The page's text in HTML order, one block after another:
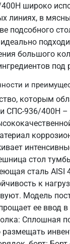
широко
линиях, в
подсобного
большого
под
и
которым
СПС-936/400Н –
стол
сталь AISI
к
Модель
ее ввод в
Сплошная
размещать